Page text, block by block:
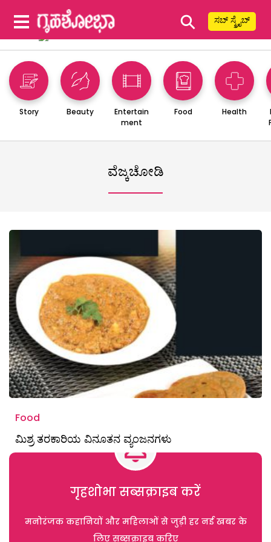
⚲ ಸಬ್ ಸ್ಕ್ರೈಬ್
Story Beauty
Entertain
ment
Food Health
ವೆಜ್ಕಚೋಡಿ
Food
ಮಿಶ್ರ ತರಕಾರಿಯ ವಿನೂತನ ವ್ಯಂಜನಗಳು
गृहशोभा सब्सक्राइब करें
मनोरंजक कहानियों और महिलाओं से जुड़ी हर नई खबर के
लिए सब्सक्राइब करिए